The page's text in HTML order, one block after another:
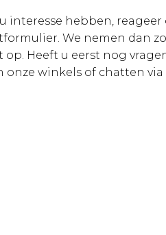
interesse hebben, reageer
We nemen dan
op. Heeft u eerst nog
onze winkels of chatten